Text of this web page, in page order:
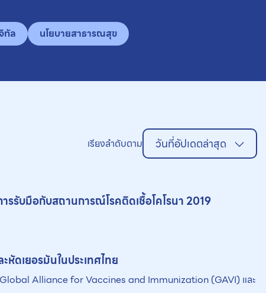
ทัล นโยบายสาธารณสุข
เรียงลำดับตาม วันที่อัปเดตล่าสุด
รับมือกับสถานการณ์โรคติดเชื้อโคโรนา 2019
ดเยอรมันในประเทศไทย
Alliance for Vaccines and Immunization (GAVI) และ